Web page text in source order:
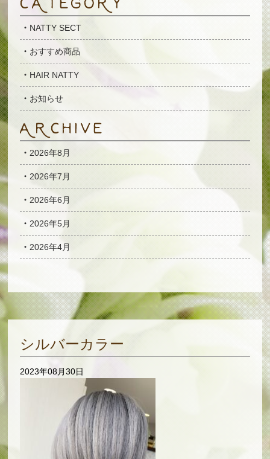
NATTY SECT
おすすめ商品
HAIR NATTY
お知らせ
2026年8月
2026年7月
2026年6月
2026年5月
2026年4月
シルバーカラー
2023年08月30日